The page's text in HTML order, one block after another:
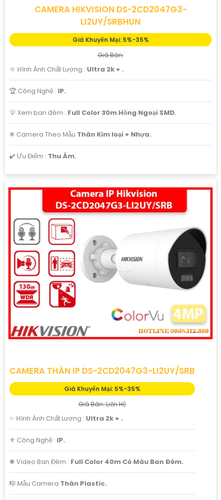
CAMERA HIKVISION DS-2CD2047G3-
LI2UY/SRBHUN
Giá Khuyến Mại: 5%-35%
Giá Bán:
🔆 Hình Ành Chất Lượng : Ultra 2k + .
🏆 Công Nghệ : IP.
💡 Xem ban đêm : Full Color 30m Hồng Ngoại SMD.
❄ Camera Theo Mẫu Thân Kim loại + Nhựa.
️✔️ Ưu Điểm : Thu Âm.
CAMERA THÂN IP DS-2CD2047G3-LI2UY/SRB
Giá Khuyến Mại: 5%-35%
Giá Bán: Liên Hệ
✨ Hình Ành Chất Lượng : Ultra 2k + .
⚜️ Công Nghệ : IP.
❃ Video Ban Đêm : Full Color 40m Có Màu Ban Ðêm.
🎼️ Mẫu Camera Thân Plastic.